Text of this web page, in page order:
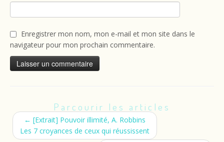
Enregistrer mon nom, mon e-mail et mon site dans le
navigateur pour mon prochain commentaire.
Parcourir les articles
← [Extrait] Pouvoir illimité, A. Robbins
Les 7 croyances de ceux qui réussissent